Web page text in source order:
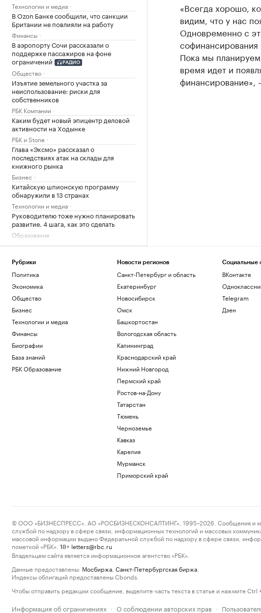
Технологии и медиа
В Ozon Банке сообщили, что санкции
Британии не повлияли на работу
Финансы
В аэропорту Сочи рассказали о
поддержке пассажиров на фоне
ограничений
РАДИО
Общество
Изъятие земельного участка за
неиспользование: риски для
собственников
РБК Компании
Каким будет новый эпицентр деловой
активности на Ходынке
РБК и Stone
Глава «Эксмо» рассказал о
последствиях атак на склады для
книжного рынка
Бизнес
Китайскую шпионскую программу
обнаружили в 13 странах
Технологии и медиа
Руководителю тоже нужно планировать
развитие. 4 шага, как это сделать
Образование
Какие дивиденды выплатит «Яндекс» за
Инвестиции
«Спартак» купил косовского форварда
Почему трагедии не останавливают
альпинистов от похода в горы
Стиль
«Всегда хорошо,
видим, что у нас
Одновременно с
софинансирования
Пока мы
время идет и
финансирование»,
Рубрики
Политика
Экономика
Общество
Бизнес
Технологии и медиа
Финансы
Биографии
База знаний
РБК Образование
Новости регионов
Санкт-Петербург и область
Екатеринбург
Новосибирск
Омск
Башкортостан
Вологодская область
Калининград
Краснодарский край
Нижний Новгород
Пермский край
Ростов-на-Дону
Татарстан
Тюмень
Черноземье
Кавказ
Карелия
Мурманск
Приморский край
Социальные
ВКонтакте
Telegram
Дзен
© ООО «БИЗНЕСПРЕСС», АО «РОСБИЗНЕСКОНСАЛТИНГ», 1995–2026. Сообщения и
службой по надзору в сфере связи, информационных технологий и массовых
массовой информации выдано Федеральной службой по надзору в сфере связи,
пометкой «РБК».
18+ letters@rbc.ru
Владельцем сайта является информационное агентство «РБК».
Данные предоставлены: Мосбиржа Санкт-Петербургская биржа
Индексы облигаций предоставлены Cbonds.
Чтобы отправить редакции сообщение, выделите часть текста в статье и нажмите Ctrl
Информация об ограничениях · О соблюдении авторских прав ·